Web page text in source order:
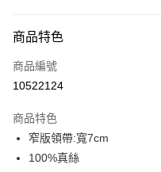
信用卡一次付款
信用卡分期付款
合作金庫商業銀行
華南商業銀行
上海商業儲蓄銀行
6 期 0 利率 每期
華南商業銀行
LINE Pay
商品特色
商品編號
10522124
商品特色
窄版領帶:寬7cm
100%真絲